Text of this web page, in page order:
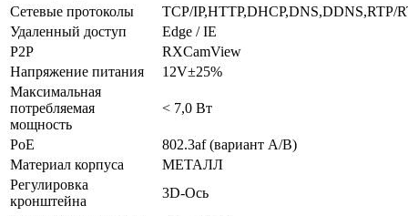
Сетевые протоколы
TCP/IP,HTTP,DHCP,DNS,DDNS,RTP/
Удаленный доступ
Edge / IE
P2P
RXCamView
Напряжение питания
12V±25%
Максимальная
потребляемая
мощность
< 7,0 Вт
PoE
802.3af (вариант А/В)
Материал корпуса
МЕТАЛЛ
Регулировка
кронштейна
3D-Ось